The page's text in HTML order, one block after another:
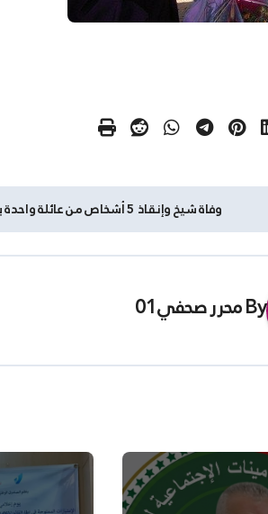
وفاة شيخ وإنقاذ 5 أشخاص من عائلة واحدة بالحسنية
Byمحرر صحفي01